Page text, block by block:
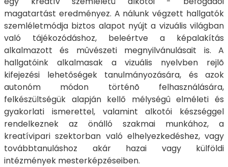
magatartást eredményez. A nálunk végzett hallgatók
szemléletmódja biztos alapot nyújt a vizuális világban
való tájékozódáshoz, beleértve a képalakítás
alkalmazott és mûvészeti megnyilvánulásait is. A
hallgatóink alkalmasak a vizuális nyelvben rejlõ
kifejezési lehetőségek tanulmányozására, és azok
autonóm módon történõ felhasználására,
felkészültségük alapján kellő mélységû elméleti és
gyakorlati ismerettel, valamint alkotói készséggel
rendelkeznek az önálló szakmai munkához, a
kreatívipari szektorban való elhelyezkedéshez, vagy
továbbtanuláshoz akár hazai vagy külföldi
intézmények mesterképzéseiben.